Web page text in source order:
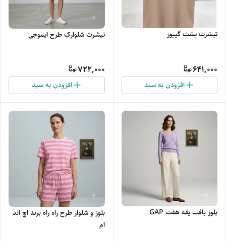
تیشرت پشت گیپور
641,000
افزودن به سبد
تیشرت شلوارک طرح ایموجی
722,000
افزودن به سبد
بلوز بافت یقه هفت GAP
بلوز و شلوار طرح راه راه برند اچ اند
ام